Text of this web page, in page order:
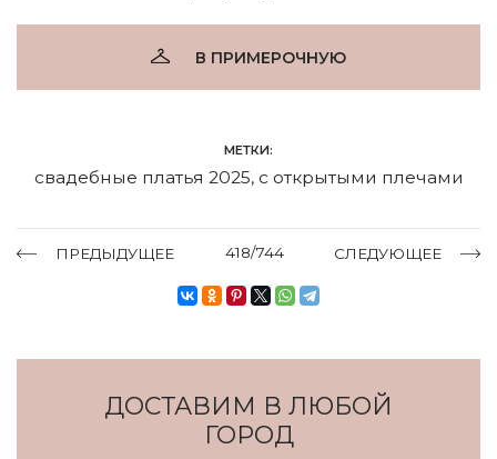
В ПРИМЕРОЧНУЮ
МЕТКИ:
свадебные платья 2025, с открытыми плечами
ПРЕДЫДУЩЕЕ 418/744 СЛЕДУЮЩЕЕ
ДОСТАВИМ В ЛЮБОЙ
ГОРОД